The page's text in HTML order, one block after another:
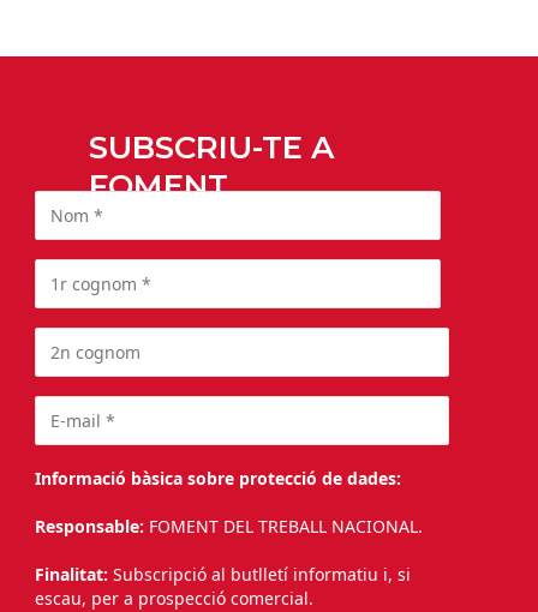
SUBSCRIU-TE A
FOMENT
Informació bàsica sobre protecció de dades:
Responsable: FOMENT DEL TREBALL NACIONAL.
Finalitat: Subscripció al butlletí informatiu i, si
escau, per a prospecció comercial.